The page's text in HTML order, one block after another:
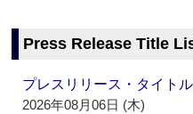
Press Release Title
プレスリリース・タイト
2026年08月06日 (木)